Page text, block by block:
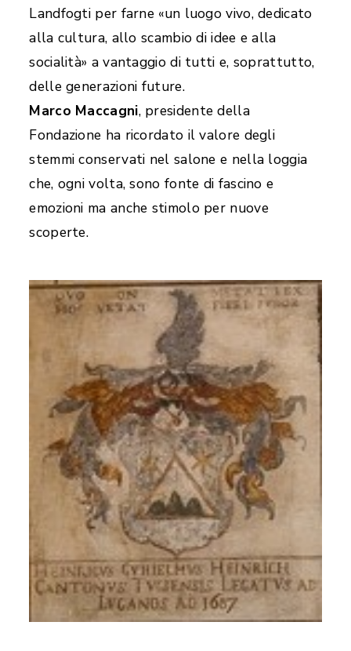
Landfogti per farne «un luogo vivo, dedicato
alla cultura, allo scambio di idee e alla
socialità» a vantaggio di tutti e, soprattutto,
delle generazioni future.
Marco Maccagni, presidente della
Fondazione ha ricordato il valore degli
stemmi conservati nel salone e nella loggia
che, ogni volta, sono fonte di fascino e
emozioni ma anche stimolo per nuove
scoperte.